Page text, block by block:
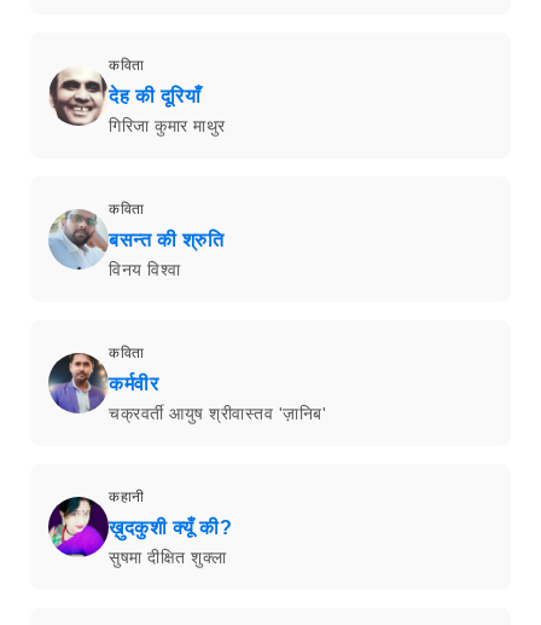
कविता
देह की दूरियाँ
गिरिजा कुमार माथुर
कविता
बसन्त की श्रुति
विनय विश्वा
कविता
कर्मवीर
चक्रवर्ती आयुष श्रीवास्तव 'ज़ानिब'
कहानी
ख़ुदकुशी क्यूँ की?
सुषमा दीक्षित शुक्ला